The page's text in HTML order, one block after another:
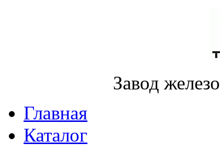
Завод
Главная
Каталог